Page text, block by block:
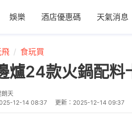
娛樂 酒店優惠碼 天氣消息
食玩買
爐24款火鍋配料
朗天
12-14 08:37 更新： 2025-12-14 09:37